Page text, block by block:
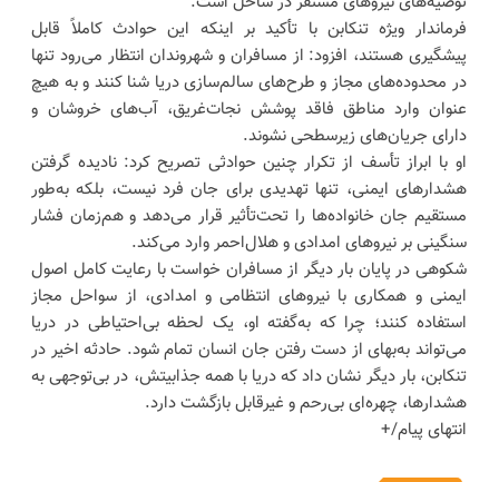
فرماندار ویژه تنکابن با تأکید بر اینکه این حوادث کاملاً قابل
پیشگیری هستند، افزود: از مسافران و شهروندان انتظار می‌رود تنها
در محدوده‌های مجاز و طرح‌های سالم‌سازی دریا شنا کنند و به هیچ
عنوان وارد مناطق فاقد پوشش نجات‌غریق، آب‌های خروشان و
دارای جریان‌های زیرسطحی نشوند.
او با ابراز تأسف از تکرار چنین حوادثی تصریح کرد: نادیده گرفتن
هشدارهای ایمنی، تنها تهدیدی برای جان فرد نیست، بلکه به‌طور
مستقیم جان خانواده‌ها را تحت‌تأثیر قرار می‌دهد و هم‌زمان فشار
سنگینی بر نیروهای امدادی و هلال‌احمر وارد می‌کند.
شکوهی در پایان بار دیگر از مسافران خواست با رعایت کامل اصول
ایمنی و همکاری با نیروهای انتظامی و امدادی، از سواحل مجاز
استفاده کنند؛ چرا که به‌گفته او، ‌یک لحظه بی‌احتیاطی در دریا
می‌تواند به‌بهای از دست رفتن جان انسان تمام شود. حادثه اخیر در
تنکابن، بار دیگر نشان داد که دریا با همه جذابیتش، در بی‌توجهی به
هشدارها، چهره‌ای بی‌رحم و غیرقابل بازگشت دارد.
انتهای پیام/+